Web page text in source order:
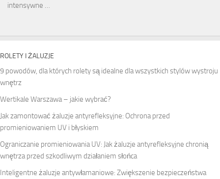
intensywne …
ROLETY I ŻALUZJE
9 powodów, dla których rolety są idealne dla wszystkich stylów wystroju
wnętrz
Wertikale Warszawa – jakie wybrać?
Jak zamontować żaluzje antyrefleksyjne: Ochrona przed
promieniowaniem UV i błyskiem
Ograniczanie promieniowania UV: Jak żaluzje antyrefleksyjne chronią
wnętrza przed szkodliwym działaniem słońca
Inteligentne żaluzje antywłamaniowe: Zwiększenie bezpieczeństwa